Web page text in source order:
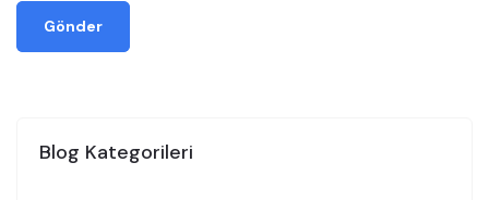
Gönder
Blog Kategorileri